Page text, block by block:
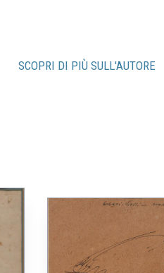
SCOPRI DI PIÙ SULL'AUTORE